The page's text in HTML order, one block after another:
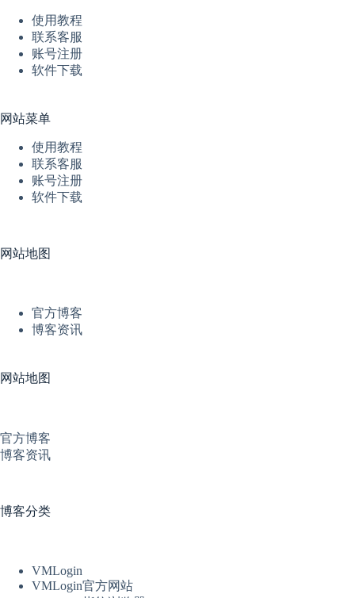
使用教程
联系客服
账号注册
软件下载
网站菜单
使用教程
联系客服
账号注册
软件下载
网站地图
官方博客
博客资讯
网站地图
官方博客
博客资讯
博客分类
VMLogin
VMLogin官方网站